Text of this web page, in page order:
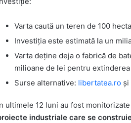
Varta caută un teren de 100
Investiția este estimată la un
Varta deține deja o fabrică de
milioane de lei pentru
Surse alternative: libertatea.ro și
ultimele 12 luni au fost
industriale care se